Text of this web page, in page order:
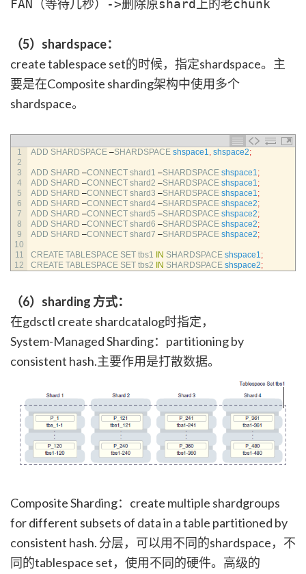
FAN（等待几秒）->删除原shard上的老chunk
（5）shardspace：
create tablespace set的时候，指定shardspace。主
要是在Composite sharding架构中使用多个
shardspace。
1
2
3
4
5
6
7
8
9
10
11
12
ADD SHARDSPACE –SHARDSPACE shspace1 shspace2;
ADD SHARD –CONNECT shard1 –SHARDSPACE shspace1 ;
ADD SHARD –CONNECT shard2 –SHARDSPACE shspace1 ;
ADD SHARD –CONNECT shard3 –SHARDSPACE shspace1 ;
ADD SHARD –CONNECT shard4 –SHARDSPACE shspace2;
ADD SHARD –CONNECT shard5 –SHARDSPACE shspace2;
ADD SHARD –CONNECT shard6 –SHARDSPACE shspace2;
ADD SHARD –CONNECT shard7 –SHARDSPACE shspace2;
CREATE TABLESPACE SET tbs1 IN SHARDSPACE shspace1 ;
CREATE TABLESPACE SET tbs2 IN SHARDSPACE shspace2;
（6）sharding 方式：
在gdsctl create shardcatalog时指定，
System-Managed Sharding：partitioning by
consistent hash.主要作用是打散数据。
Composite Sharding：create multiple shardgroups
for different subsets of data in a table partitioned by
consistent hash. 分层，可以用不同的shardspace，不
同的tablespace set，使用不同的硬件。高级的